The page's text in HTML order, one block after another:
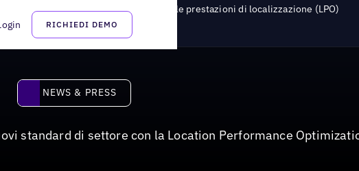
RICHIEDI DEMO
di settore con l'ottimizzazione delle prestazioni di localizzazione (LPO)
News & Press
NEWS & PRESS
standard di settore con la Location Performance